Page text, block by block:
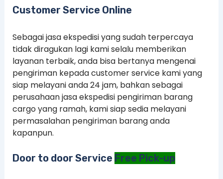
Customer Service Online
Sebagai jasa ekspedisi yang sudah terpercaya
tidak diragukan lagi kami selalu memberikan
layanan terbaik, anda bisa bertanya mengenai
pengiriman kepada customer service kami yang
siap melayani anda 24 jam, bahkan sebagai
perusahaan jasa ekspedisi pengiriman barang
cargo yang ramah, kami siap sedia melayani
permasalahan pengiriman barang anda
kapanpun.
Door to door Service Free Pick-up